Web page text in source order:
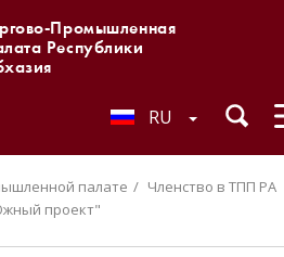
Промышленная
Республики
RU
палате
Членство в ТПП РА
проект"